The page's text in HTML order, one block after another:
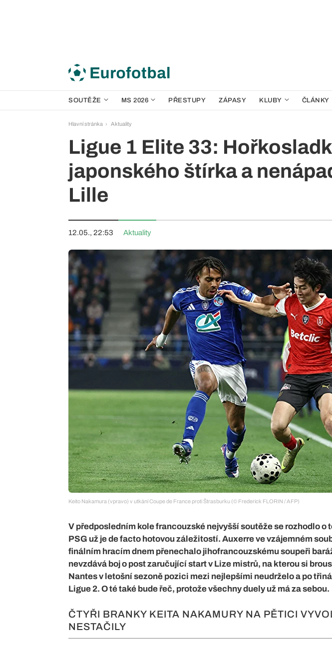
SOUTĚŽE MS 2026 PŘESTUPY ZÁPASY KLUBY ČLÁNKY
Hlavní stránka Aktuality
Ligue 1 Elite 33:
japonského štírka a
Lille
12.05., 22:53 Aktuality
Keito Nakamura (vpravo) v utkání Coupe de France proti Štrasburku (© Frederick FLORIN / AFP)
V předposledním kole francouzské nejvyšší soutěže se rozhodlo o
PSG už je de facto hotovou záležitostí. Auxerre ve vzájemném
finálním hracím dnem přenechalo jihofrancouzskému soupeři
nevzdává boj o post zaručující start v Lize mistrů, na kterou si
Nantes v letošní sezoně pozici mezi nejlepšími neudrželo a po
Ligue 2. O té také bude řeč, protože všechny duely už má za sebou.
ČTYŘI BRANKY KEITA NAKAMURY NA PĚTICI
NESTAČILY